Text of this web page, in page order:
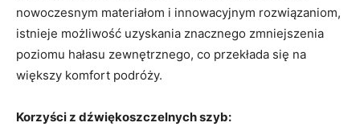
nowoczesnym materiałom i innowacyjnym⁢ rozwiązaniom,
istnieje możliwość ⁤uzyskania znacznego zmniejszenia ​
poziomu hałasu zewnętrznego, co przekłada się na
większy​ komfort podróży.
Korzyści ⁢z dźwiękoszczelnych szyb: